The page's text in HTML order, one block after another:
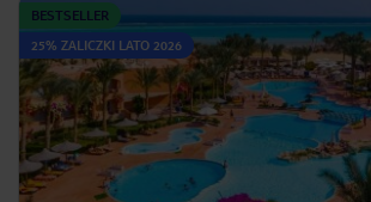
BESTSELLER
25% ZALICZKI LATO 2026